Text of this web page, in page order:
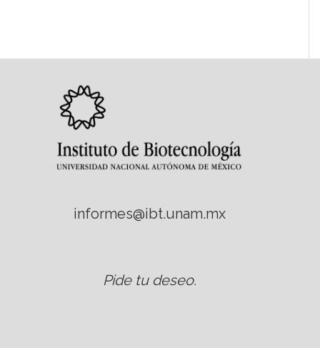
informes@ibt.unam.mx
Pide tu deseo.